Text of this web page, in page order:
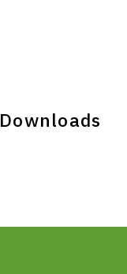
Downloads